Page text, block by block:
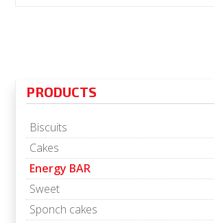
PRODUCTS
Biscuits
Cakes
Energy BAR
Sweet
Sponch cakes